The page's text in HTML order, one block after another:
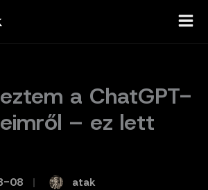
a ChatGPT-
– ez lett
08 atak